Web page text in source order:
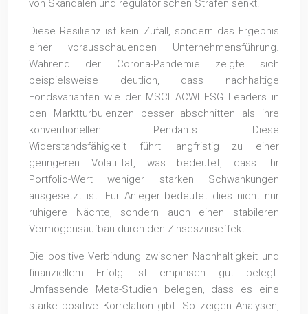
von Skandalen und regulatorischen Strafen senkt.
Diese Resilienz ist kein Zufall, sondern das Ergebnis
einer vorausschauenden Unternehmensführung.
Während der Corona-Pandemie zeigte sich
beispielsweise deutlich, dass nachhaltige
Fondsvarianten wie der MSCI ACWI ESG Leaders in
den Marktturbulenzen besser abschnitten als ihre
konventionellen Pendants. Diese
Widerstandsfähigkeit führt langfristig zu einer
geringeren Volatilität, was bedeutet, dass Ihr
Portfolio-Wert weniger starken Schwankungen
ausgesetzt ist. Für Anleger bedeutet dies nicht nur
ruhigere Nächte, sondern auch einen stabileren
Vermögensaufbau durch den Zinseszinseffekt.
Die positive Verbindung zwischen Nachhaltigkeit und
finanziellem Erfolg ist empirisch gut belegt.
Umfassende Meta-Studien belegen, dass es eine
starke positive Korrelation gibt. So zeigen Analysen,